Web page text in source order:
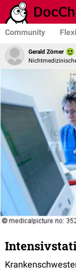
Community
Gerald Zörner